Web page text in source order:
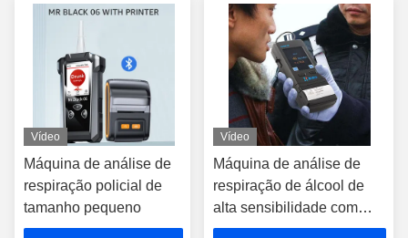
Vídeo
Máquina de análise de
respiração policial de
tamanho pequeno
Vídeo
Máquina de análise de
respiração de álcool de
alta sensibilidade com
impressora incorporada